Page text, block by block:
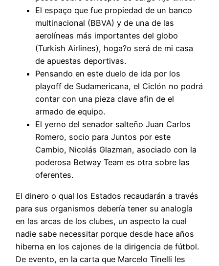
El espaço que fue propiedad de un banco
multinacional (BBVA) y de una de las
aerolíneas más importantes del globo
(Turkish Airlines), hoga?o será de mi casa
de apuestas deportivas.
Pensando en este duelo de ida por los
playoff de Sudamericana, el Ciclón no podrá
contar con una pieza clave afin de el
armado de equipo.
El yerno del senador salteño Juan Carlos
Romero, socio para Juntos por este
Cambio, Nicolás Glazman, asociado con la
poderosa Betway Team es otra sobre las
oferentes.
El dinero o qual los Estados recaudarán a través
para sus organismos debería tener su analogía
en las arcas de los clubes, un aspecto la cual
nadie sabe necessitar porque desde hace años
hiberna en los cajones de la dirigencia de fútbol.
De evento, en la carta que Marcelo Tinelli les